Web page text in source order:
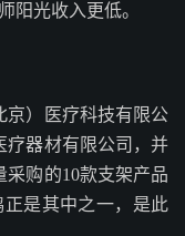
阳光收入更低。
京）医疗科技有限公
疗器材有限公司，并
购的10款支架产品
是其中之一，是此